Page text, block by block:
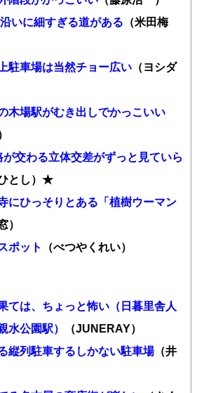
いに細すぎる道がある （米田梅
駐車場は当然チョー広い （ヨシダ
木場駅がむき出しでかっこいい
交わる立体交差がずっと見ていら
とし）★
にひっそりとある「植樹ウーマン
）
ポット
（べつやくれい）
ては、ちょっと怖い（日暮里舎人
水公園駅）
（JUNERAY）
縦列駐車するしかない駐車場（井